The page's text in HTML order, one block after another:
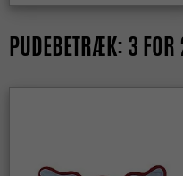
PUDEBETRÆK: 3